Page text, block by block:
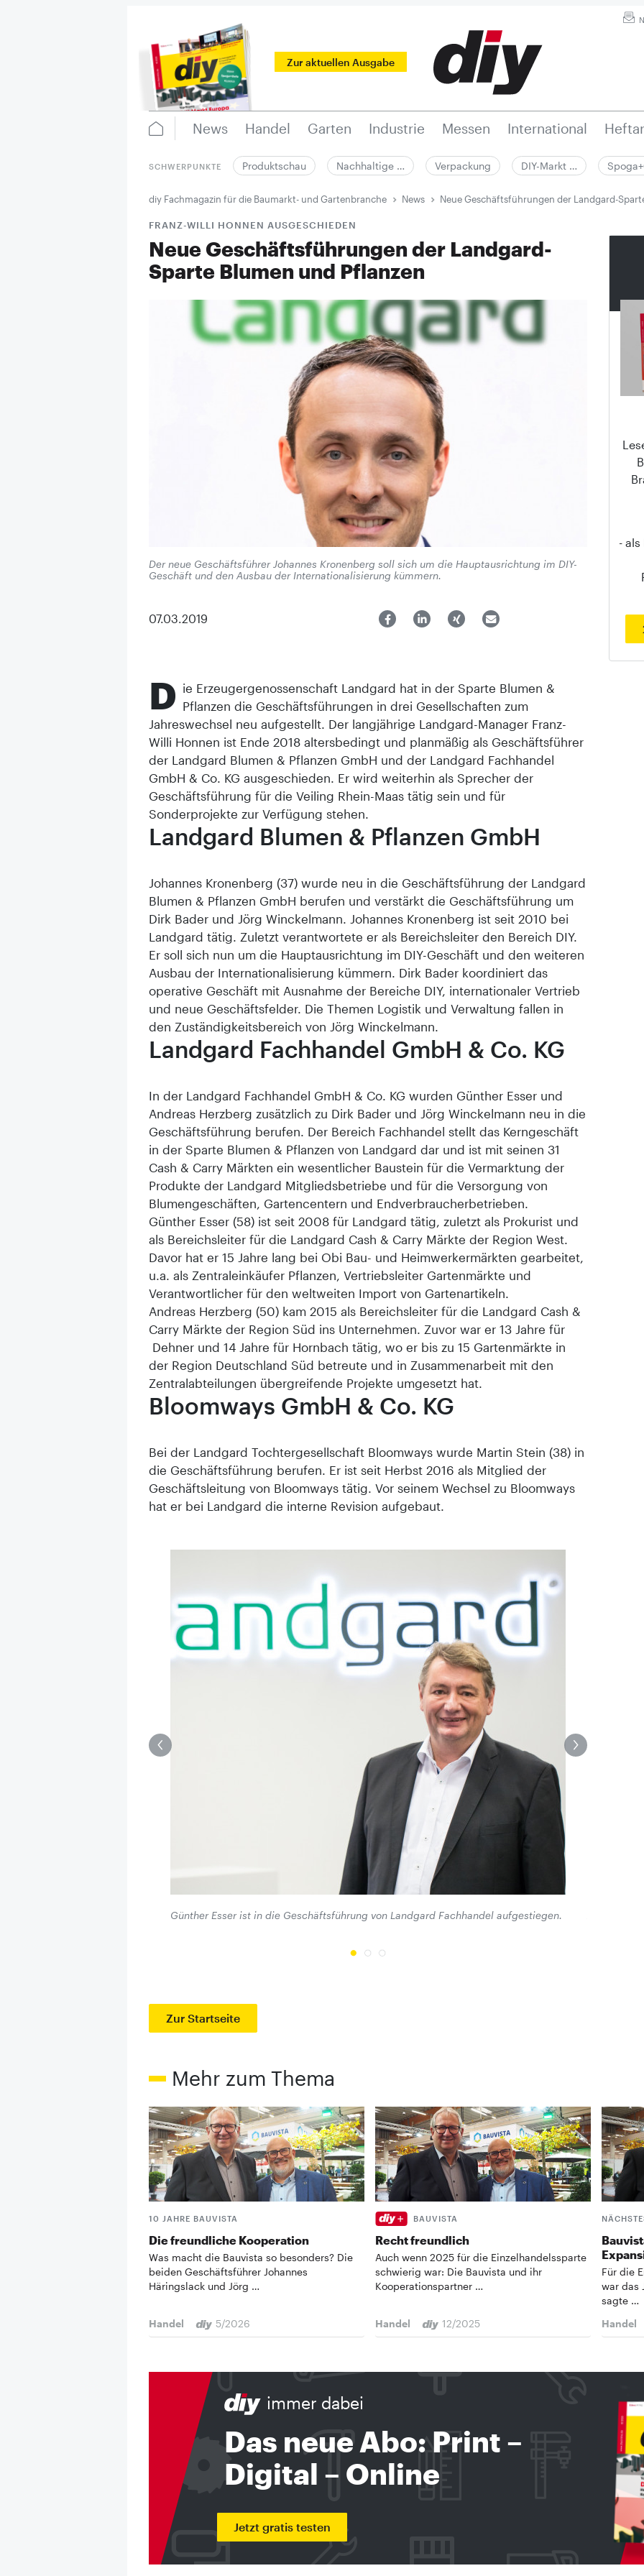
Zur aktuellen Ausgabe
News Handel Garten Industrie Messen International
SCHWERPUNKTE Produktschau Nachhaltige … Verpackung DIY-Markt …
diy Fachmagazin für die Baumarkt- und Gartenbranche News Neue Geschäftsführungen der Landgard-
FRANZ-WILLI HONNEN AUSGESCHIEDEN
Neue Geschäftsführungen der Landgard-
Sparte Blumen und Pflanzen
Der neue Geschäftsführer Johannes Kronenberg soll sich um die Hauptausrichtung im DIY-
Geschäft und den Ausbau der Internationalisierung kümmern.
07.03.2019
D ie Erzeugergenossenschaft Landgard hat in der Sparte Blumen &
Pflanzen die Geschäftsführungen in drei Gesellschaften zum
Jahreswechsel neu aufgestellt. Der langjährige Landgard-Manager Franz-
Willi Honnen ist Ende 2018 altersbedingt und planmäßig als Geschäftsführer
der Landgard Blumen & Pflanzen GmbH und der Landgard Fachhandel
GmbH & Co. KG ausgeschieden. Er wird weiterhin als Sprecher der
Geschäftsführung für die Veiling Rhein-Maas tätig sein und für
Sonderprojekte zur Verfügung stehen.
Landgard Blumen & Pflanzen GmbH
Johannes Kronenberg (37) wurde neu in die Geschäftsführung der Landgard
Blumen & Pflanzen GmbH berufen und verstärkt die Geschäftsführung um
Dirk Bader und Jörg Winckelmann. Johannes Kronenberg ist seit 2010 bei
Landgard tätig. Zuletzt verantwortete er als Bereichsleiter den Bereich DIY.
Er soll sich nun um die Hauptausrichtung im DIY-Geschäft und den weiteren
Ausbau der Internationalisierung kümmern. Dirk Bader koordiniert das
operative Geschäft mit Ausnahme der Bereiche DIY, internationaler Vertrieb
und neue Geschäftsfelder. Die Themen Logistik und Verwaltung fallen in
den Zuständigkeitsbereich von Jörg Winckelmann.
Landgard Fachhandel GmbH & Co. KG
In der Landgard Fachhandel GmbH & Co. KG wurden Günther Esser und
Andreas Herzberg zusätzlich zu Dirk Bader und Jörg Winckelmann neu in die
Geschäftsführung berufen. Der Bereich Fachhandel stellt das Kerngeschäft
in der Sparte Blumen & Pflanzen von Landgard dar und ist mit seinen 31
Cash & Carry Märkten ein wesentlicher Baustein für die Vermarktung der
Produkte der Landgard Mitgliedsbetriebe und für die Versorgung von
Blumengeschäften, Gartencentern und Endverbraucherbetrieben.
Günther Esser (58) ist seit 2008 für Landgard tätig, zuletzt als Prokurist und
als Bereichsleiter für die Landgard Cash & Carry Märkte der Region West.
Davor hat er 15 Jahre lang bei Obi Bau- und Heimwerkermärkten gearbeitet,
u.a. als Zentraleinkäufer Pflanzen, Vertriebsleiter Gartenmärkte und
Verantwortlicher für den weltweiten Import von Gartenartikeln.
Andreas Herzberg (50) kam 2015 als Bereichsleiter für die Landgard Cash &
Carry Märkte der Region Süd ins Unternehmen. Zuvor war er 13 Jahre für
Dehner und 14 Jahre für Hornbach tätig, wo er bis zu 15 Gartenmärkte in
der Region Deutschland Süd betreute und in Zusammenarbeit mit den
Zentralabteilungen übergreifende Projekte umgesetzt hat.
Bloomways GmbH & Co. KG
Bei der Landgard Tochtergesellschaft Bloomways wurde Martin Stein (38) in
die Geschäftsführung berufen. Er ist seit Herbst 2016 als Mitglied der
Geschäftsleitung von Bloomways tätig. Vor seinem Wechsel zu Bloomways
hat er bei Landgard die interne Revision aufgebaut.
Günther Esser ist in die Geschäftsführung von Landgard Fachhandel aufgestiegen.
Zur Startseite
-
Mehr zum Thema
10 JAHRE BAUVISTA
Die freundliche Kooperation
Was macht die Bauvista so besonders? Die
beiden Geschäftsführer Johannes
Häringslack und Jörg …
Handel 5/2026
BAUVISTA
Recht freundlich
Auch wenn 2025 für die Einzelhandelssparte
schwierig war: Die Bauvista und ihr
Kooperationspartner …
Handel 12/2025
Für die
war das
sagte …
Handel
immer dabei
Das neue Abo: Print –
Digital – Online
Jetzt gratis testen